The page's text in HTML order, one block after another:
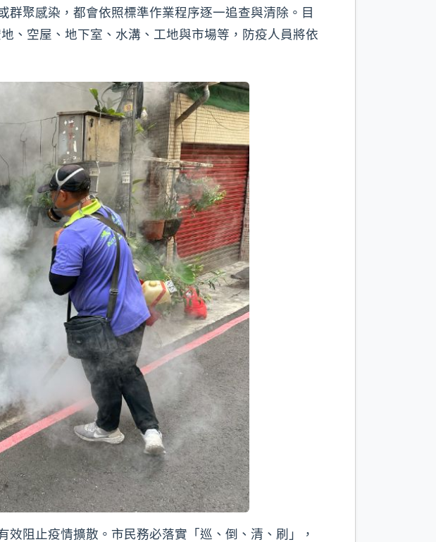
聚感染，都會依照標準作業程序逐一追查與清除。目
、空屋、地下室、水溝、工地與市場等，防疫人員將依
阻止疫情擴散。市民務必落實「巡、倒、清、刷」，